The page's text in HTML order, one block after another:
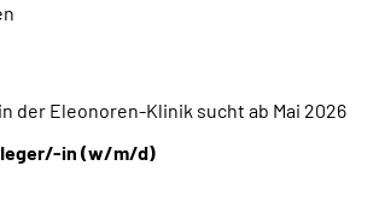
der Eleonoren-Klinik sucht ab Mai 2026
in (w/m/d)